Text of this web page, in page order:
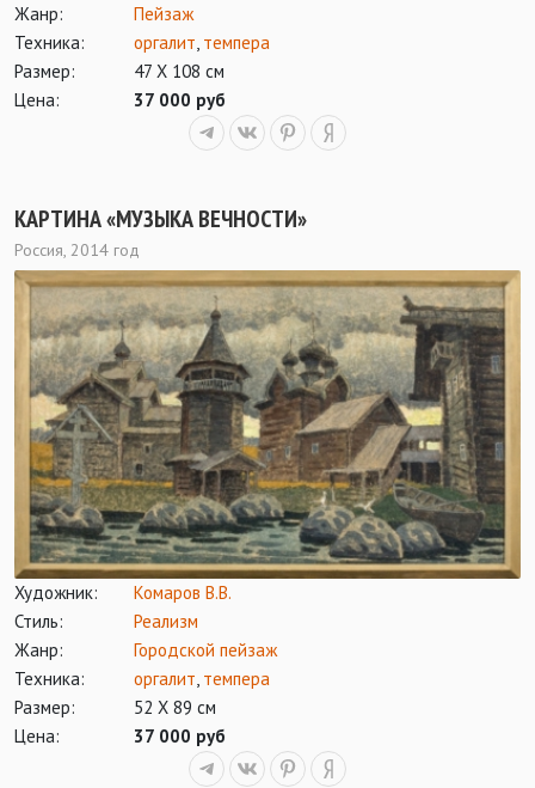
Жанр:
Пейзаж
Техника:
оргалит темпера
Размер:
47 Х 108 см
Цена:
37 000 руб
КАРТИНА «МУЗЫКА ВЕЧНОСТИ»
Россия, 2014 год
Художник:
Комаров В.В.
Стиль:
Реализм
Жанр:
Городской пейзаж
Техника:
оргалит, темпера
Размер:
52 Х 89 см
Цена:
37 000 руб